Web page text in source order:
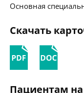
Основная
Скачать
Пациентам